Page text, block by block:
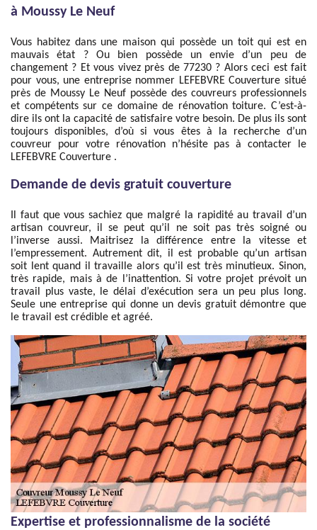
à Moussy Le Neuf
Vous habitez dans une maison qui possède un toit qui est en
mauvais état ? Ou bien possède un envie d’un peu de
changement ? Et vous vivez près de 77230 ? Alors ceci est fait
pour vous, une entreprise nommer LEFEBVRE Couverture situé
près de Moussy Le Neuf possède des couvreurs professionnels
et compétents sur ce domaine de rénovation toiture. C’est-à-
dire ils ont la capacité de satisfaire votre besoin. De plus ils sont
toujours disponibles, d’où si vous êtes à la recherche d’un
couvreur pour votre rénovation n’hésite pas à contacter le
LEFEBVRE Couverture .
Demande de devis gratuit couverture
Il faut que vous sachiez que malgré la rapidité au travail d’un
artisan couvreur, il se peut qu’il ne soit pas très soigné ou
l’inverse aussi. Maitrisez la différence entre la vitesse et
l’empressement. Autrement dit, il est probable qu’un artisan
soit lent quand il travaille alors qu’il est très minutieux. Sinon,
très rapide, mais à de l’inattention. Si votre projet prévoit un
travail plus vaste, le délai d’exécution sera un peu plus long.
Seule une entreprise qui donne un devis gratuit démontre que
le travail est crédible et agréé.
Expertise et professionnalisme de la société